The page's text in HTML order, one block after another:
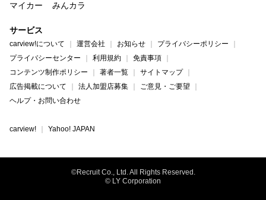
マイカー
みんカラ
サービス
carview!について 運営会社 お知らせ
プライバシーポリシー
プライバシーセンター
利用規約
免責事項
コンテンツ制作ポリシー
著者一覧
サイトマップ
広告掲載について
法人加盟店募集
ご意見・ご要望
ヘルプ・お問い合わせ
carview! Yahoo! JAPAN
©Recruit Co., Ltd. All Rights Reserved.
© LY Corporation